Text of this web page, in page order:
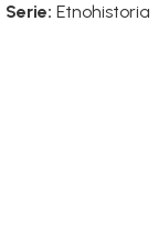
Serie: Etnohistoria